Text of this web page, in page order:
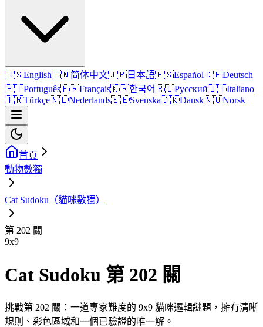
🇺🇸English🇨🇳简体中文🇯🇵 日本語🇪🇸Español🇩🇪Deutsch
🇵🇹Português🇫🇷Français🇰🇷한국어🇷🇺Русский🇮🇹Italiano
🇹🇷Türkçe🇳🇱Nederlands🇸🇪Svenska🇩🇰Dansk🇳🇴Norsk
首頁
動物數獨
Cat Sudoku（貓咪數獨）
第 202 關
9x9
Cat Sudoku 第 202 關
挑戰第 202 關：一道專家難度的 9x9 貓咪邏輯謎題，擁有清晰
規則、彩色區域和一個已驗證的唯一解。